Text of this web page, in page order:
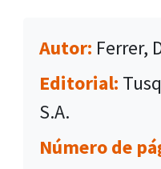
Autor: Ferrer,
Editorial:
S.A.
Número de